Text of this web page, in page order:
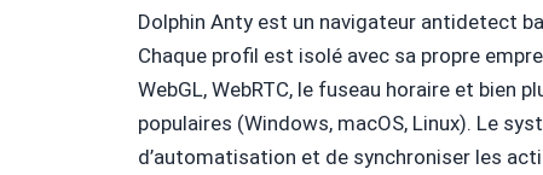
Dolphin Anty est un navigateur antidetect
Chaque profil est isolé avec sa propre
WebGL, WebRTC, le fuseau horaire et bien
populaires (Windows, macOS, Linux). Le
d’automatisation et de synchroniser les